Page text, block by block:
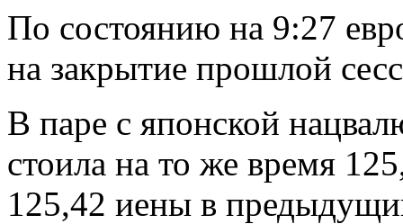
По состоянию на 9:27
на закрытие прошлой
В паре с японской
стоила на то же время
125,42 иены в